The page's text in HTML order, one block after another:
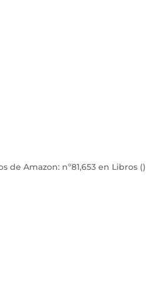
de Amazon: nº81,653 en Libros ()